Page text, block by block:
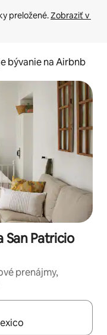
preložené. Zobraziť v
bývanie na Airbnb
San Patricio
prenájmy,
si ich prechádzať